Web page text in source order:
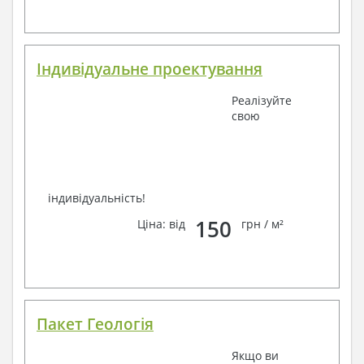
Індивідуальне проектування
Реалізуйте
свою
індивідуальність!
Ціна: від
150 грн / м²
Пакет Геологія
Якщо ви